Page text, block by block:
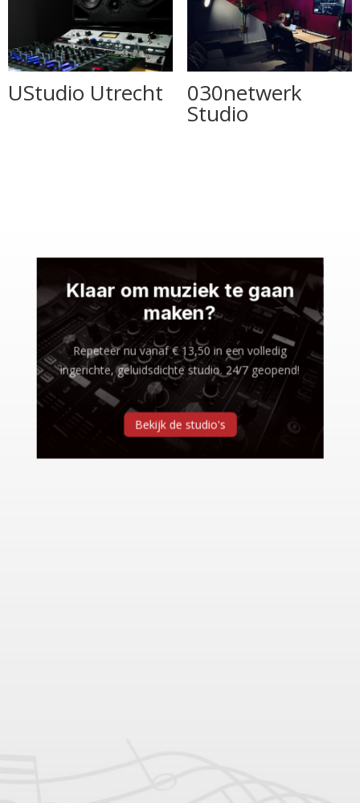
UStudio Utrecht 030netwerk
Studio
Klaar om muziek te gaan
maken?
Repeteer nu vanaf € 13,50 in een volledig
ingerichte, geluidsdichte studio. 24/7 geopend!
Bekijk de studio's